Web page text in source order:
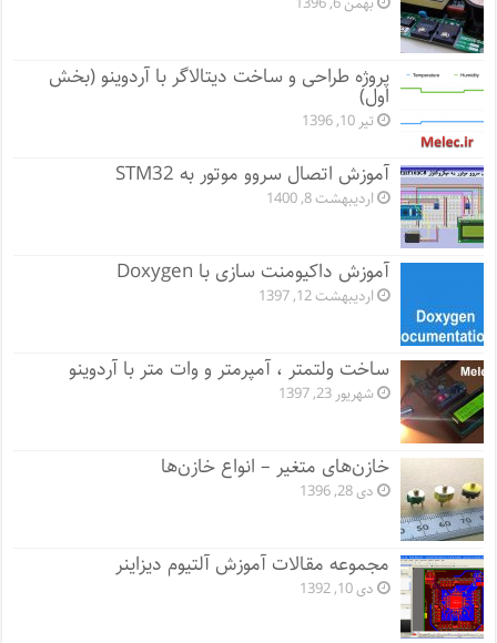
پروژه طراحی و ساخت دیتالاگر با آردوینو (بخش
اول)
تیر 10, 1396
آموزش اتصال سروو موتور به STM32
اردیبهشت 8, 1400
آموزش داکیومنت سازی با Doxygen
اردیبهشت 12, 1397
ساخت ولتمتر ، آمپرمتر و وات متر با آردوینو
شهریور 23, 1397
خازن‌های متغیر – انواع خازن‌ها
دی 28, 1396
مجموعه مقالات آموزش آلتیوم دیزاینر
دی 10, 1392